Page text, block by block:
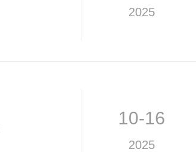
2025
10-16
2025